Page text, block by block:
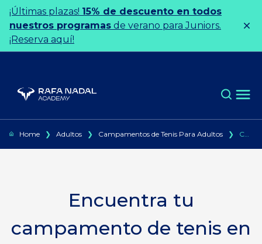
Ir al contenido
¡Últimas plazas! 15% de descuento en todos
nuestros programas de verano para Juniors.
¡Reserva aquí!
Home ❯ Adultos ❯ Campamentos de Tenis Para Adultos ❯ Campamentos de tenis para adultos en periodos de vacaciones
Encuentra tu
campamento de tenis en